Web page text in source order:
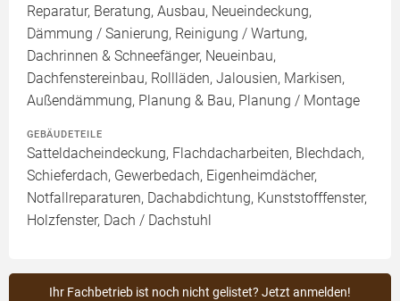
Reparatur, Beratung, Ausbau, Neueindeckung,
Dämmung / Sanierung, Reinigung / Wartung,
Dachrinnen & Schneefänger, Neueinbau,
Dachfenstereinbau, Rollläden, Jalousien, Markisen,
Außendämmung, Planung & Bau, Planung / Montage
GEBÄUDETEILE
Satteldacheindeckung, Flachdacharbeiten, Blechdach,
Schieferdach, Gewerbedach, Eigenheimdächer,
Notfallreparaturen, Dachabdichtung, Kunststofffenster,
Holzfenster, Dach / Dachstuhl
Ihr Fachbetrieb ist noch nicht gelistet? Jetzt anmelden!